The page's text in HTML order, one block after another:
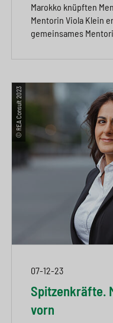
Marokko knüpften
Mentorin Viola Klein
gemeinsames
© REA Consult 2023
07-12-23
Spitzenkräfte.
vorn